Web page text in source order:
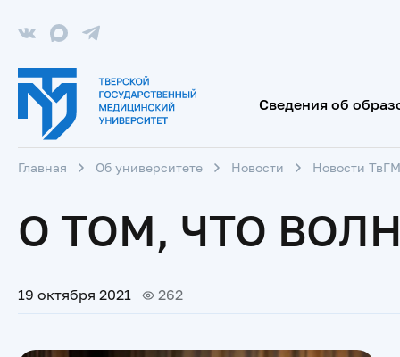
Сведения об
Главная Об университете Новости Новости
О ТОМ, ЧТО
19 октября 2021 262